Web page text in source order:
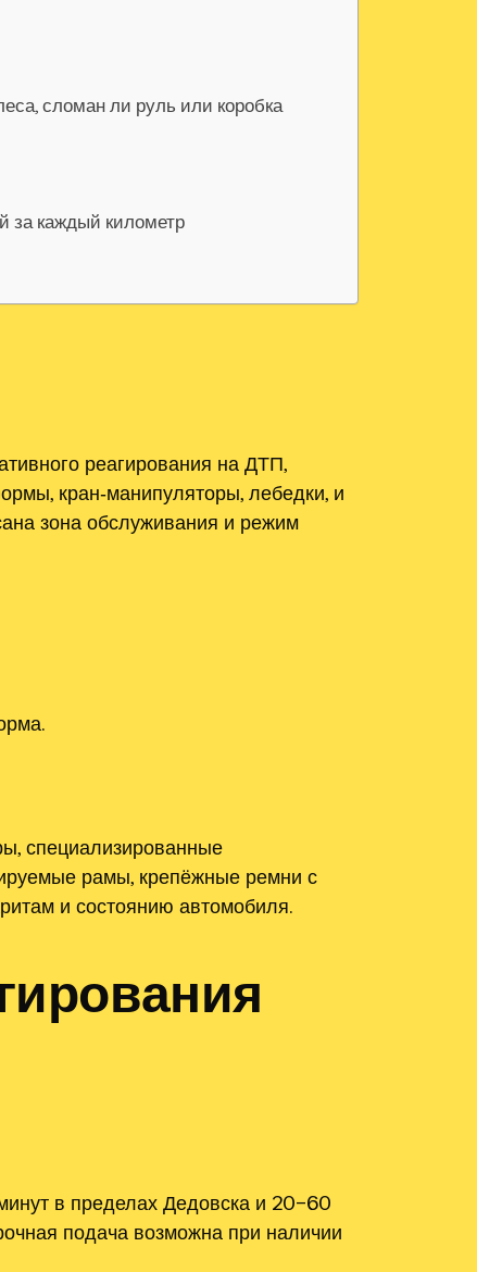
сломан ли руль или коробка
за каждый километр
реагирования на ДТП,
кран‑манипуляторы, лебедки, и
зона обслуживания и режим
специализированные
рамы, крепёжные ремни с
и состоянию автомобиля.
в пределах Дедовска и 20–60
подача возможна при наличии